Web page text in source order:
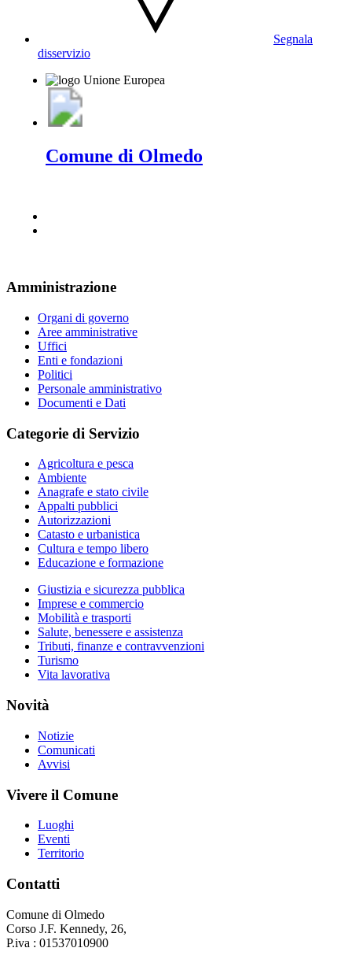
Segnala
disservizio
Comune di Olmedo
Amministrazione
Organi di governo
Aree amministrative
Uffici
Enti e fondazioni
Politici
Personale amministrativo
Documenti e Dati
Categorie di Servizio
Agricoltura e pesca
Ambiente
Anagrafe e stato civile
Appalti pubblici
Autorizzazioni
Catasto e urbanistica
Cultura e tempo libero
Educazione e formazione
Giustizia e sicurezza pubblica
Imprese e commercio
Mobilità e trasporti
Salute, benessere e assistenza
Tributi, finanze e contravvenzioni
Turismo
Vita lavorativa
Novità
Notizie
Comunicati
Avvisi
Vivere il Comune
Luoghi
Eventi
Territorio
Contatti
Comune di Olmedo
Corso J.F. Kennedy, 26,
P.iva : 01537010900